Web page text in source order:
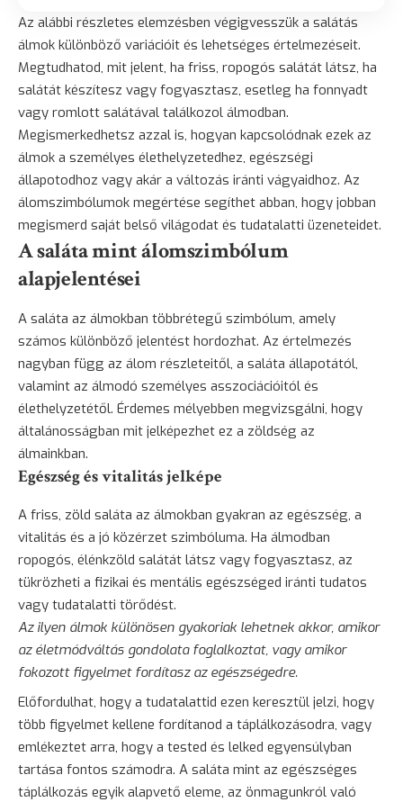
Az alábbi részletes elemzésben végigvesszük a salátás
álmok különböző variációit és lehetséges értelmezéseit.
Megtudhatod, mit jelent, ha friss, ropogós salátát látsz, ha
salátát készítesz vagy fogyasztasz, esetleg ha fonnyadt
vagy romlott salátával találkozol álmodban.
Megismerkedhetsz azzal is, hogyan kapcsolódnak ezek az
álmok a személyes élethelyzetedhez, egészségi
állapotodhoz vagy akár a változás iránti vágyaidhoz. Az
álomszimbólumok megértése segíthet abban, hogy jobban
megismerd saját belső világodat és tudatalatti üzeneteidet.
A saláta mint álomszimbólum
alapjelentései
A saláta az álmokban többrétegű szimbólum, amely
számos különböző jelentést hordozhat. Az értelmezés
nagyban függ az álom részleteitől, a saláta állapotától,
valamint az álmodó személyes asszociációitól és
élethelyzetétől. Érdemes mélyebben megvizsgálni, hogy
általánosságban mit jelképezhet ez a zöldség az
álmainkban.
Egészség és vitalitás jelképe
A friss, zöld saláta az álmokban gyakran az egészség, a
vitalitás és a jó közérzet szimbóluma. Ha álmodban
ropogós, élénkzöld salátát látsz vagy fogyasztasz, az
tükrözheti a fizikai és mentális egészséged iránti tudatos
vagy tudatalatti törődést.
Az ilyen álmok különösen gyakoriak lehetnek akkor, amikor
az életmódváltás gondolata foglalkoztat, vagy amikor
fokozott figyelmet fordítasz az egészségedre.
Előfordulhat, hogy a tudatalattid ezen keresztül jelzi, hogy
több figyelmet kellene fordítanod a táplálkozásodra, vagy
emlékeztet arra, hogy a tested és lelked egyensúlyban
tartása fontos számodra. A saláta mint az egészséges
táplálkozás egyik alapvető eleme, az önmagunkról való